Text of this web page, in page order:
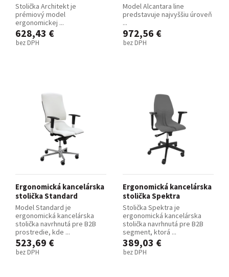
Stolička Architekt je
prémiový model
ergonomickej ...
628,43 €
bez DPH
Model Alcantara line
predstavuje najvyššiu úroveň
...
972,56 €
bez DPH
Ergonomická kancelárska
stolička Standard
Model Standard je
ergonomická kancelárska
stolička navrhnutá pre B2B
prostredie, kde ...
523,69 €
bez DPH
Ergonomická kancelárska
stolička Spektra
Stolička Spektra je
ergonomická kancelárska
stolička navrhnutá pre B2B
segment, ktorá ...
389,03 €
bez DPH